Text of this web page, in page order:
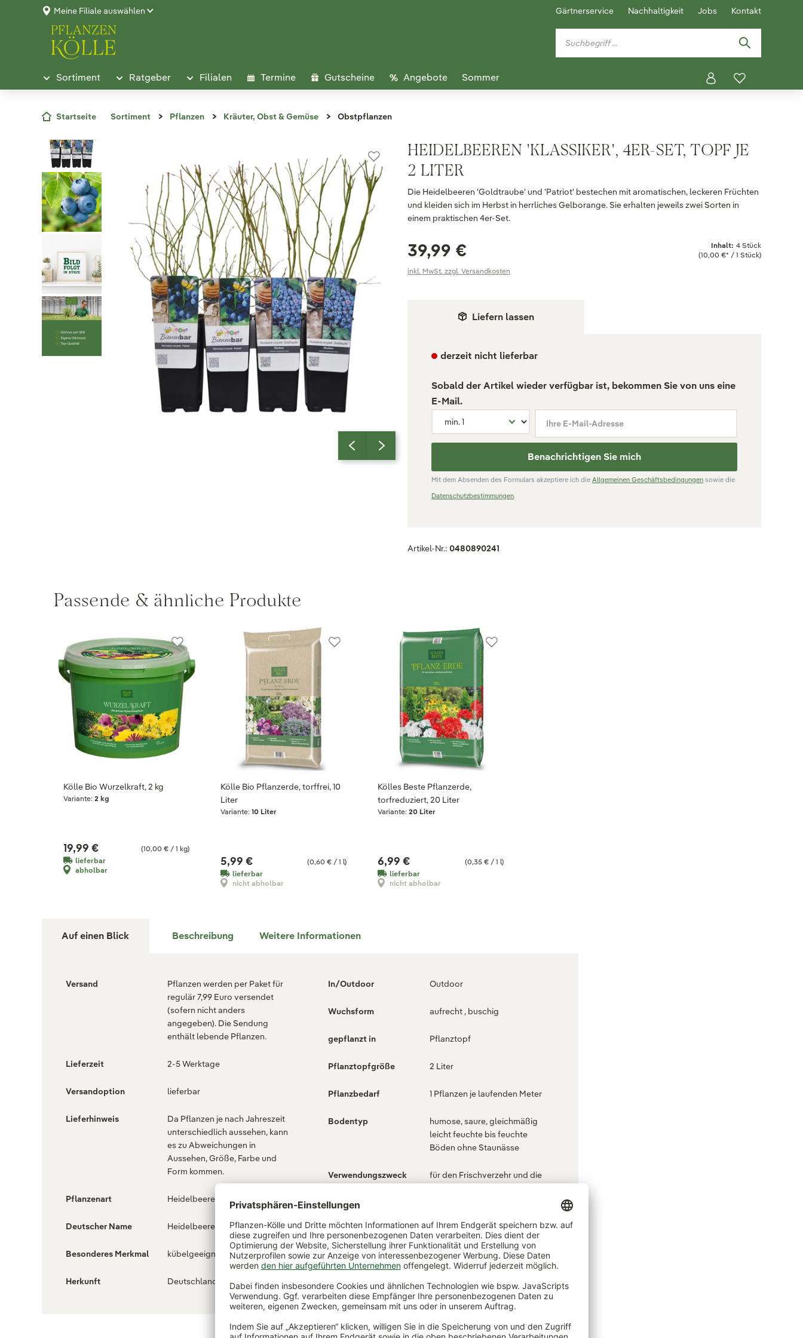
Meine Filiale auswählen Gärtnerservice Nachhaltigkeit Jobs Kontakt
Sortiment Ratgeber Filialen Termine Gutscheine Angebote Sommer
Startseite Sortiment Pflanzen Kräuter, Obst & Gemüse Obstpflanzen
HEIDELBEEREN 'KLASSIKER', 4ER-SET, TOPF JE
2 LITER
Die Heidelbeeren 'Goldtraube' und 'Patriot' bestechen mit aromatischen, leckeren Früchten
und kleiden sich im Herbst in herrliches Gelborange. Sie erhalten jeweils zwei Sorten in
einem praktischen 4er-Set.
39,99 € Inhalt: 4 Stück
(10,00 €* / 1 Stück)
inkl. MwSt. zzgl. Versandkosten
Liefern lassen
derzeit nicht lieferbar
Sobald der Artikel wieder verfügbar ist, bekommen Sie von uns eine
E-Mail.
Ihre E-Mail-Adresse
Benachrichtigen Sie mich
Mit dem Absenden des Formulars akzeptiere ich die Allgemeinen Geschäftsbedingungen sowie die
Datenschutzbestimmungen.
Artikel-Nr.: 0480890241
Passende & ähnliche Produkte
Kölle Bio Wurzelkraft, 2 kg
Variante: 2 kg
(10,00 € / 1 kg)
19,99 €
lieferbar
abholbar
Kölle Bio Pflanzerde, torffrei, 10
Liter
Variante:10 Liter
(0,60 € / 1 l)
5,99 €
lieferbar
nicht abholbar
Kölles Beste Pflanzerde,
torfreduziert, 20 Liter
Variante:20 Liter
(0,35 € / 1 l)
6,99 €
lieferbar
nicht abholbar
Auf einen Blick Beschreibung Weitere Informationen
Versand
Pflanzen werden per Paket für
regulär 7,99 Euro versendet
(sofern nicht anders
angegeben). Die Sendung
enthält lebende Pflanzen.
Lieferzeit 2-5 Werktage
Versandoption lieferbar
Lieferhinweis
Da Pflanzen je nach Jahreszeit
unterschiedlich aussehen, kann
es zu Abweichungen in
Aussehen, Größe, Farbe und
Form kommen.
Pflanzenart Heidelbeere (Vaccinium)
Deutscher Name Heidelbeere
Besonderes Merkmal kübelgeeignet , winterhart
Herkunft Deutschland
In/Outdoor Outdoor
Wuchsform aufrecht , buschig
gepflanzt in Pflanztopf
Pflanztopfgröße 2 Liter
Pflanzbedarf 1 Pflanzen je laufenden Meter
Bodentyp
humose, saure, gleichmäßig
leicht feuchte bis feuchte
Böden ohne Staunässe
Verwendungszweck
für den Frischverzehr und die
& Co.
Erntezeit August , Juni
Befruchter selbstfruchtbar